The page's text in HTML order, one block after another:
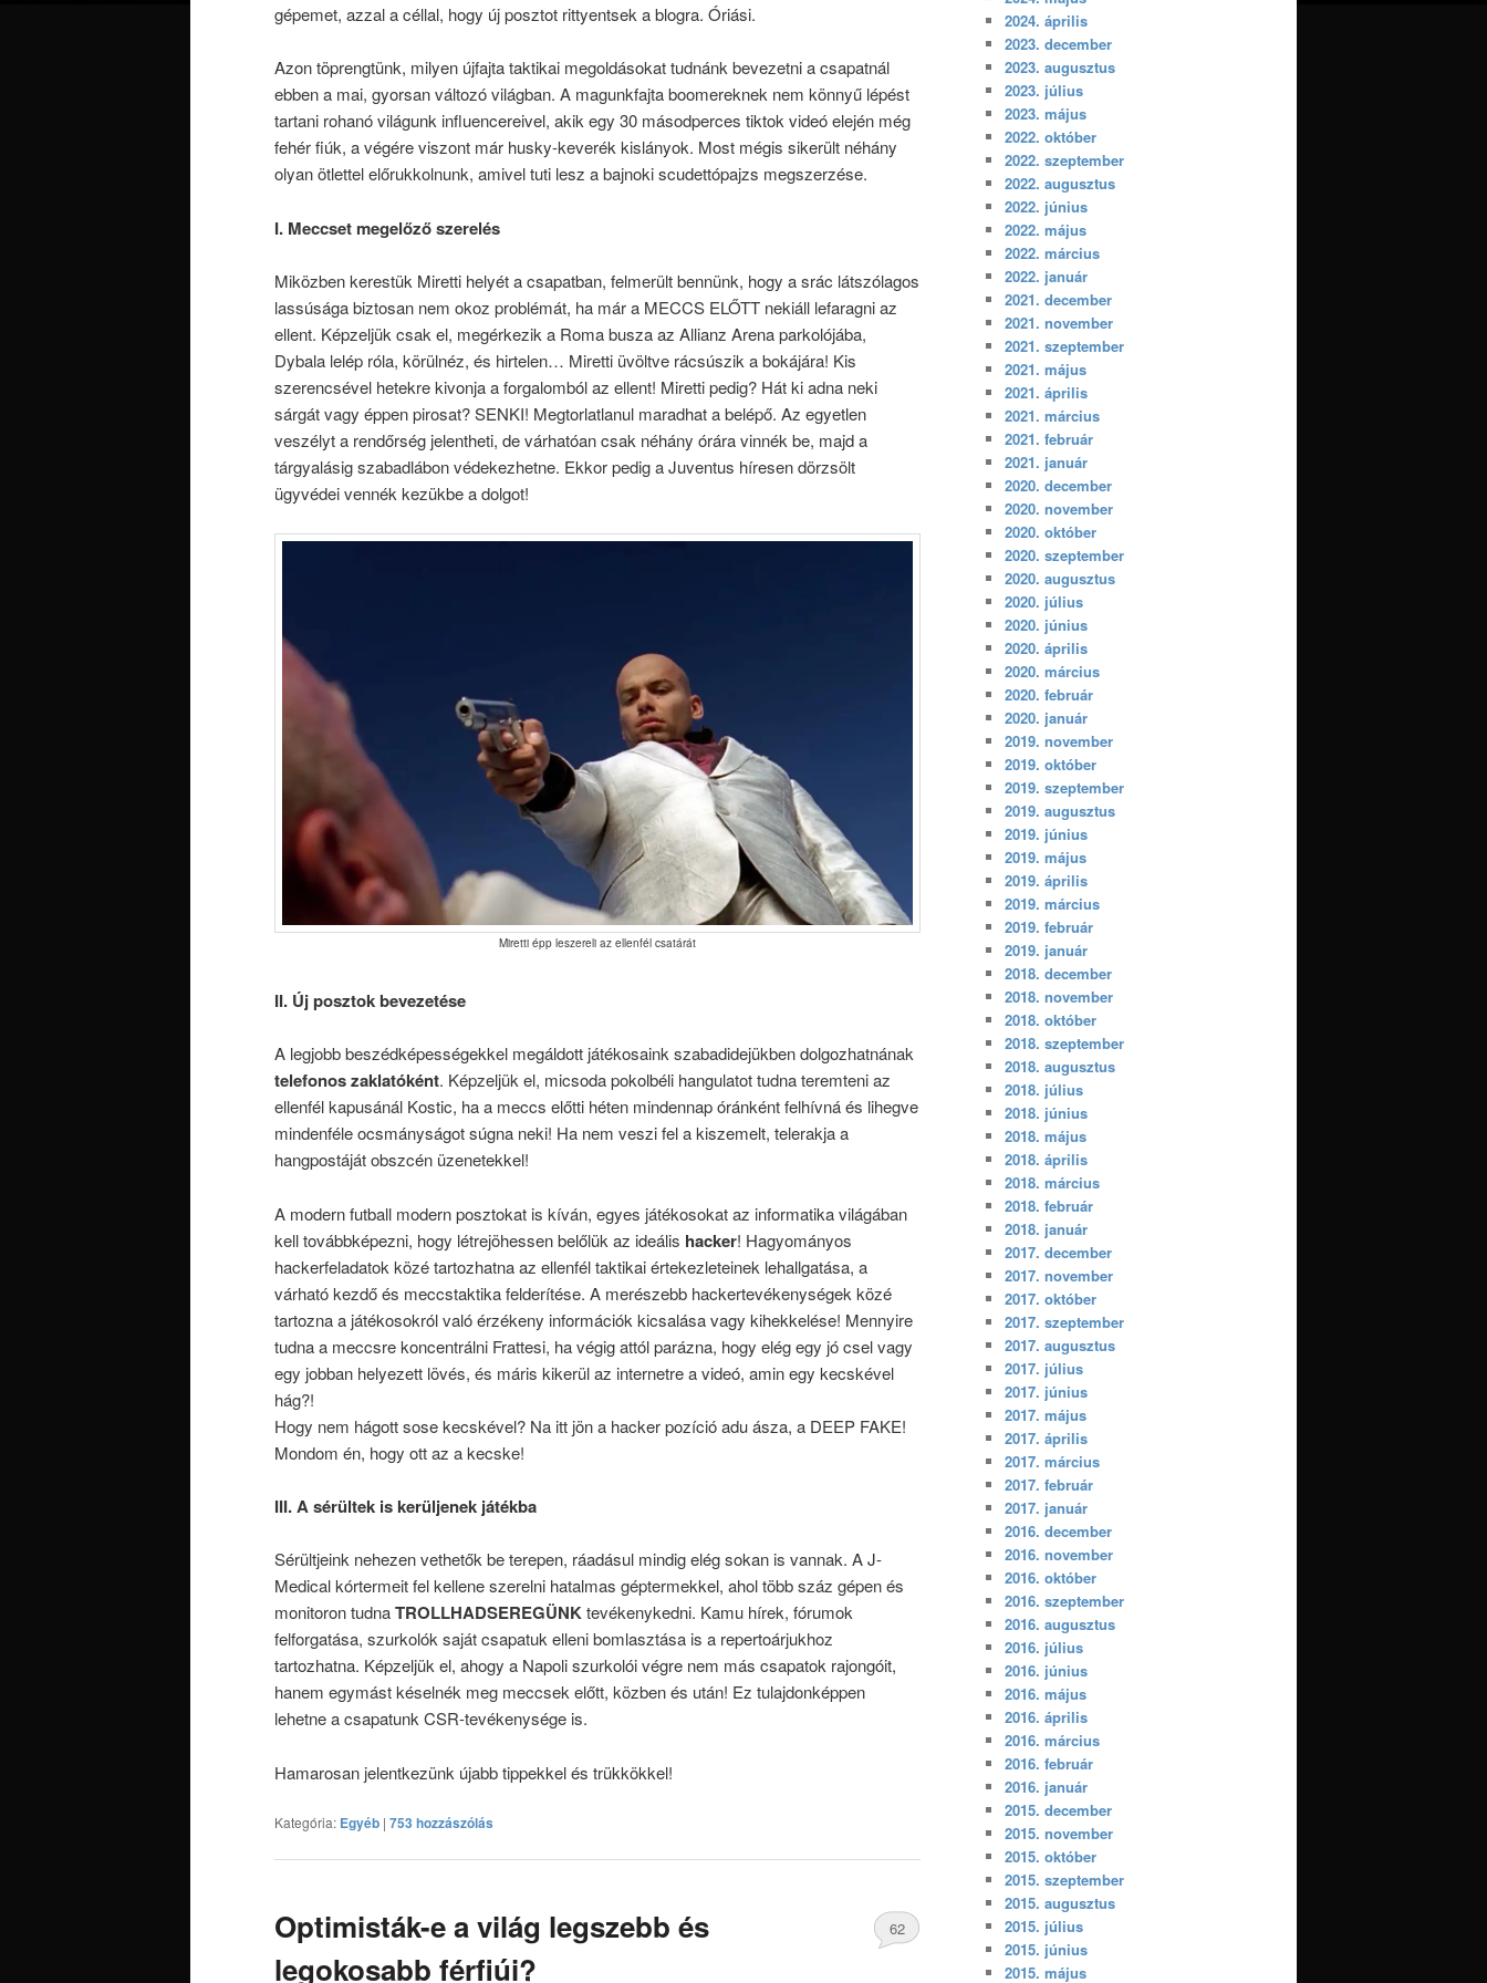
gépemet, azzal a céllal, hogy új posztot rittyentsek a blogra. Óriási.
Azon töprengtünk, milyen újfajta taktikai megoldásokat tudnánk bevezetni a csapatnál
ebben a mai, gyorsan változó világban. A magunkfajta boomereknek nem könnyű lépést
tartani rohanó világunk influencereivel, akik egy 30 másodperces tiktok videó elején még
fehér fiúk, a végére viszont már husky-keverék kislányok. Most mégis sikerült néhány
olyan ötlettel előrukkolnunk, amivel tuti lesz a bajnoki scudettópajzs megszerzése.
I. Meccset megelőző szerelés
Miközben kerestük Miretti helyét a csapatban, felmerült bennünk, hogy a srác látszólagos
lassúsága biztosan nem okoz problémát, ha már a MECCS ELŐTT nekiáll lefaragni az
ellent. Képzeljük csak el, megérkezik a Roma busza az Allianz Arena parkolójába,
Dybala lelép róla, körülnéz, és hirtelen… Miretti üvöltve rácsúszik a bokájára! Kis
szerencsével hetekre kivonja a forgalomból az ellent! Miretti pedig? Hát ki adna neki
sárgát vagy éppen pirosat? SENKI! Megtorlatlanul maradhat a belépő. Az egyetlen
veszélyt a rendőrség jelentheti, de várhatóan csak néhány órára vinnék be, majd a
tárgyalásig szabadlábon védekezhetne. Ekkor pedig a Juventus híresen dörzsölt
ügyvédei vennék kezükbe a dolgot!
Miretti épp leszereli az ellenfél csatárát
II. Új posztok bevezetése
A legjobb beszédképességekkel megáldott játékosaink szabadidejükben dolgozhatnának
telefonos zaklatóként. Képzeljük el, micsoda pokolbéli hangulatot tudna teremteni az
ellenfél kapusánál Kostic, ha a meccs előtti héten mindennap óránként felhívná és lihegve
mindenféle ocsmányságot súgna neki! Ha nem veszi fel a kiszemelt, telerakja a
hangpostáját obszcén üzenetekkel!
A modern futball modern posztokat is kíván, egyes játékosokat az informatika világában
kell továbbképezni, hogy létrejöhessen belőlük az ideális hacker! Hagyományos
hackerfeladatok közé tartozhatna az ellenfél taktikai értekezleteinek lehallgatása, a
várható kezdő és meccstaktika felderítése. A merészebb hackertevékenységek közé
tartozna a játékosokról való érzékeny információk kicsalása vagy kihekkelése! Mennyire
tudna a meccsre koncentrálni Frattesi, ha végig attól parázna, hogy elég egy jó csel vagy
egy jobban helyezett lövés, és máris kikerül az internetre a videó, amin egy kecskével
hág?!
Hogy nem hágott sose kecskével? Na itt jön a hacker pozíció adu ásza, a DEEP FAKE!
Mondom én, hogy ott az a kecske!
III. A sérültek is kerüljenek játékba
Sérültjeink nehezen vethetők be terepen, ráadásul mindig elég sokan is vannak. A J-
Medical kórtermeit fel kellene szerelni hatalmas géptermekkel, ahol több száz gépen és
monitoron tudnaTROLLHADSEREGÜNKtevékenykedni. Kamu hírek, fórumok
felforgatása, szurkolók saját csapatuk elleni bomlasztása is a repertoárjukhoz
tartozhatna. Képzeljük el, ahogy a Napoli szurkolói végre nem más csapatok rajongóit,
hanem egymást késelnék meg meccsek előtt, közben és után! Ez tulajdonképpen
lehetne a csapatunk CSR-tevékenysége is.
Hamarosan jelentkezünk újabb tippekkel és trükkökkel!
Kategória: Egyéb | 753 hozzászólás
Optimisták-e a világ legszebb és
legokosabb férfiúi?
62
2024. április
2023. december
2023. augusztus
2023. július
2023. május
2022. október
2022. szeptember
2022. augusztus
2022. június
2022. május
2022. március
2022. január
2021. december
2021. november
2021. szeptember
2021. május
2021. április
2021. március
2021. február
2021. január
2020. december
2020. november
2020. október
2020. szeptember
2020. augusztus
2020. július
2020. június
2020. április
2020. március
2020. február
2020. január
2019. november
2019. október
2019. szeptember
2019. augusztus
2019. június
2019. május
2019. április
2019. március
2019. február
2019. január
2018. december
2018. november
2018. október
2018. szeptember
2018. augusztus
2018. július
2018. június
2018. május
2018. április
2018. március
2018. február
2018. január
2017. december
2017. november
2017. október
2017. szeptember
2017. augusztus
2017. július
2017. június
2017. május
2017. április
2017. március
2017. február
2017. január
2016. december
2016. november
2016. október
2016. szeptember
2016. augusztus
2016. július
2016. június
2016. május
2016. április
2016. március
2016. február
2016. január
2015. december
2015. november
2015. október
2015. szeptember
2015. augusztus
2015. július
2015. június
2015. május